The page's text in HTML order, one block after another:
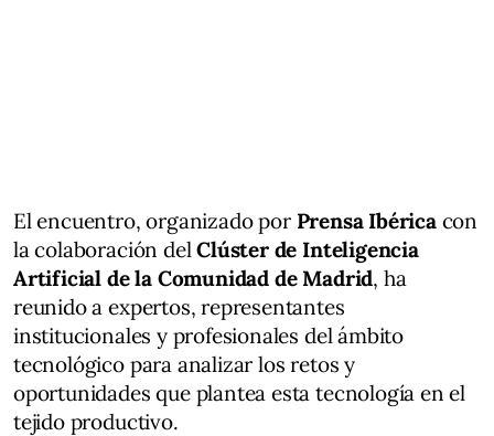
El encuentro, organizado por Prensa Ibéricacon
la colaboración delClúster de Inteligencia
Artificial de la Comunidad de Madrid, ha
reunido a expertos, representantes
institucionales y profesionales del ámbito
tecnológico para analizar los retos y
oportunidades que plantea esta tecnología en el
tejido productivo.